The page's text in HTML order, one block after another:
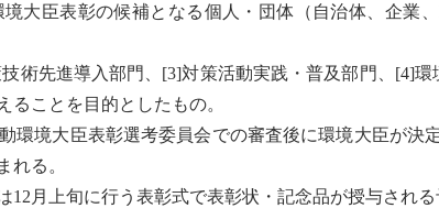
境大臣表彰の候補となる個人・団体（自治体、企業
術先進導入部門、[3]対策活動実践・普及部門、[4]
ことを目的としたもの。
環境大臣表彰選考委員会での審査後に環境大臣が
れる。
月上旬に行う表彰式で表彰状・記念品が授与される